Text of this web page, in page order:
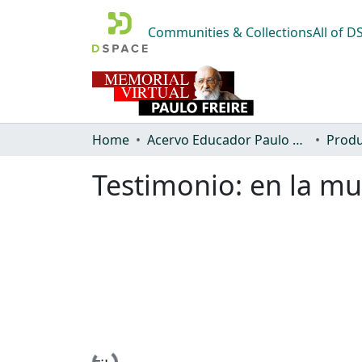
Communities & CollectionsAll of
Home Acervo Educador Paulo Freire
Testimonio: en la